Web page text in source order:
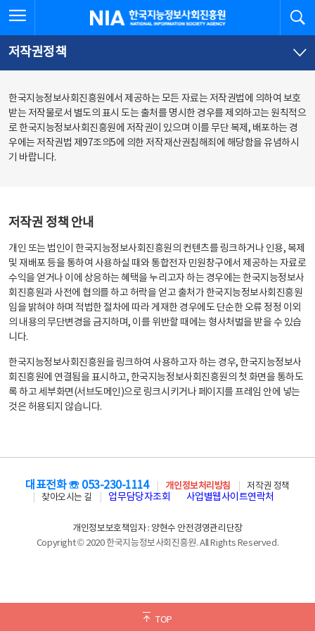
문
로
가
체
뉴
바
가
한국지능정보사회진흥원
저작권정책
한국지능정보사회진흥원에서 제공하는 모든 자료는 저작권법에 의하여 보호
받는 저작물로서 별도의 표시 도는 출처를 명시한 경우를 제외하고는 원칙적으
로 한국지능정보사회진흥원에 저작권이 있으며 이를 무단 복제, 배포하는 경
우에는 저작권법 제97조의5에 의한 저작재산권침해죄에 해당함을 유념하시
기 바랍니다.
저작권 정책 안내
개인 또는 법인이 한국지능정보사회진흥원의 컨텐츠를 링크하거나 인용, 복제
및 재배포 등을 통하여 사용하실 때와 통합전자 민원창구에서 제공하는 자료로
수익을 얻거나 이에 상응하는 혜택을 누리고자 하는 경우에는 한국지능정보사
회진흥원과 사전에 협의를 하고 허락을 얻고 출처가 한국지능정보사회진흥원
임을 밝혀야 하며 적법한 절차에 따라 게재한 경우에도 단순한 오류 정정 이외
의 내용의 무단변경을 금지하며, 이를 위반할 때에는 형사처벌을 받을 수 있습
니다.
한국지능정보사회진흥원을 링크하여 사용하고자 하는 경우, 한국지능정보사
회진흥원에 연결됨을 표시하고, 한국지능정보사회진흥원의 첫 화면을 통하도
록 하고 세부화면(서브도메인)으로 링크시키거나 페이지를 프레임 안에 넣는
것은 허용되지 않습니다.
TOP
대표전화 ☏ 053-230-1114 개인정보처리방침
저작권 정책
찾아오시는 길
업무담당자조회 사업별웹사이트연락처
개인정보보호책임자 : 양현수 안전경영관리단장
Copyright © 2020 한국지능정보사회진흥원. All Rights Reserved.